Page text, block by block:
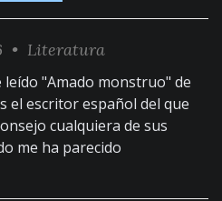
• Literatura
leído "Amado monstruo" de
el escritor español del que
cualquiera de sus
me ha parecido